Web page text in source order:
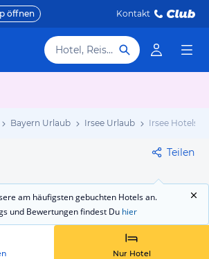
öffnen Kontakt
Hotel, Reiseziel
Bayern Urlaub Irsee Urlaub Irsee Hotels
Teilen
am häufigsten gebuchten Hotels an.
und Bewertungen findest Du hier
Nur Hotel